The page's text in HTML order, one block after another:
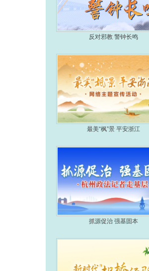
反对邪教 警钟长鸣
最美“枫”景 平安浙江
抓源促治 强基固本